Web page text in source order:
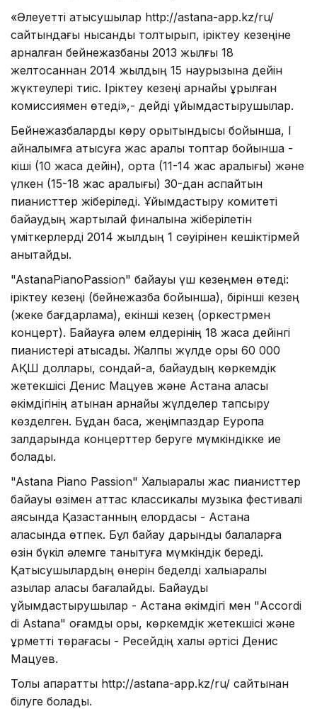
«Әлеуетті қатысушылар http://astana-app.kz/ru/
сайтындағы нысанды толтырып, іріктеу кезеңіне
арналған бейнежазбаны 2013 жылғы 18
желтоқсаннан 2014 жылдың 15 наурызына дейін
жүктеулері тиіс. Іріктеу кезеңі арнайы құрылған
комиссиямен өтеді»,- дейді ұйымдастырушылар.
Бейнежазбаларды көру қорытындысы бойынша, І
айналымға қатысуға жас аралық топтар бойынша -
кіші (10 жасқа дейін), орта (11-14 жас аралығы) және
үлкен (15-18 жас аралығы) 30-дан аспайтын
пианисттер жіберіледі. Ұйымдастыру комитеті
байқаудың жартылай финалына жіберілетін
үміткерлерді 2014 жылдың 1 сәуірінен кешіктірмей
анықтайды.
"AstanaPianoPassion" байқауы үш кезеңмен өтеді:
іріктеу кезеңі (бейнежазба бойынша), бірінші кезең
(жеке бағдарлама), екінші кезең (оркестрмен
концерт). Байқауға әлем елдерінің 18 жасқа дейінгі
пианистері қатысады. Жалпы жүлде қоры 60 000
АҚШ доллары, сондай-ақ, байқаудың көркемдік
жетекшісі Денис Мацуев және Астана қаласы
әкімдігінің атынан арнайы жүлделер тапсыру
көзделген. Бұдан басқа, жеңімпаздар Еуропа
залдарында концерттер беруге мүмкіндікке ие
болады.
"Astana Piano Passion" Халықаралық жас пианисттер
байқауы өзімен аттас классикалық музыка фестивалі
аясында Қазақстанның елордасы - Астана
қаласында өтпек. Бұл байқау дарынды балаларға
өзін бүкіл әлемге танытуға мүмкіндік береді.
Қатысушылардың өнерін беделді халықаралық
қазылар алқасы бағалайды. Байқауды
ұйымдастырушылар - Астана әкімдігі мен "Accordi
di Astana" қоғамдық қоры, көркемдік жетекшісі және
құрметті төрағасы - Ресейдің халық әртісі Денис
Мацуев.
Толық ақпаратты http://astana-app.kz/ru/ сайтынан
білуге болады.